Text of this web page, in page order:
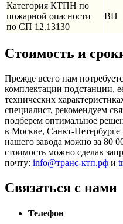
Категория КТПН по
пожарной опасности
по СП 12.13130
ВН
Стоимость и
Прежде всего нам
комплектации подстанции,
технических
специалист, рекомендуем
подберем оптимальное
в Москве, Санкт-
нашего завода можно за 80
стоимость можно сделав
почту: info@транс-ктп.рф и
Связаться с нами
Телефон